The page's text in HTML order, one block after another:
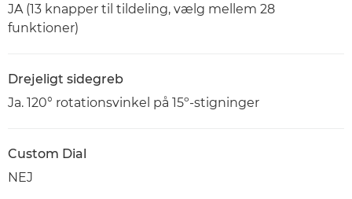
JA (13 knapper til tildeling, vælg mellem 28
funktioner)
Drejeligt sidegreb
Ja. 120° rotationsvinkel på 15º-stigninger
Custom Dial
NEJ